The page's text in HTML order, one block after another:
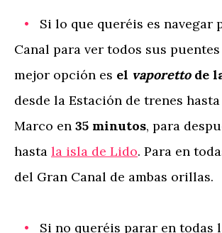
Si lo que queréis es navegar
Canal para ver todos sus
mejor opción es el vaporettode
desde la Estación de trenes
Marco en 35 minutos, para
hasta la isla de Lido. Para en
del Gran Canal de ambas orillas.
Si no queréis parar en todas